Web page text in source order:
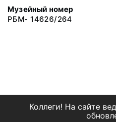
Музейный номер
РБМ- 14626/264
Коллеги! На сайте